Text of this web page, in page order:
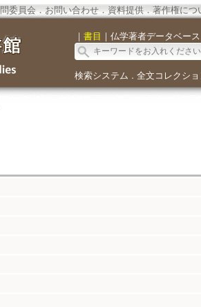
委員会．お問い合わせ．資料提供．著作権につ
｜ 書目 ｜ 仏学著者データベース
検索システム ． 全文コレクショ